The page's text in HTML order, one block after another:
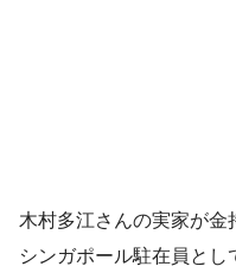
木村多江さんの実家が
シンガポール駐在員と